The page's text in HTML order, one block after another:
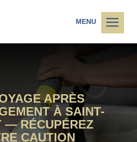
MENU a
APRÈS
À SAINT-
— RÉCUPÉREZ
CAUTION